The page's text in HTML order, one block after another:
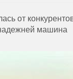
от
машина